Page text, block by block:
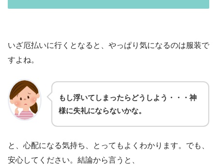
いざ厄払いに行くとなると、やっぱり気になるのは服装で
すよね。
もし浮いてしまったらどうしよう・・・神
様に失礼にならないかな。
と、心配になる気持ち、とってもよくわかります。でも、
安心してください。結論から言うと、